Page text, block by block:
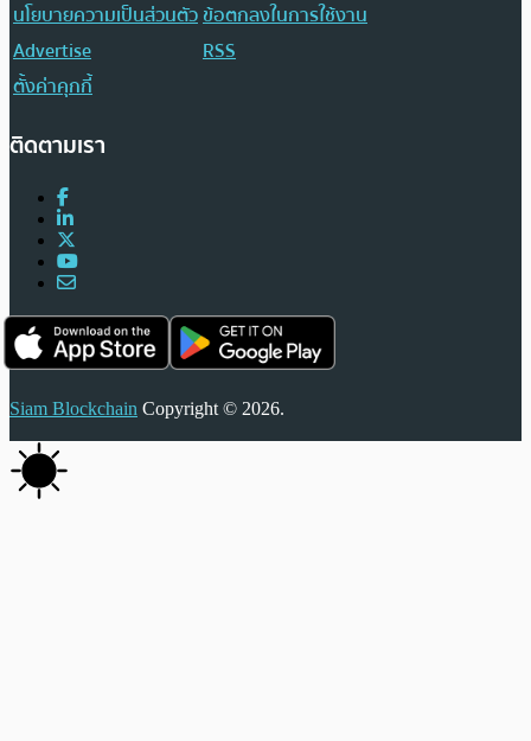
นโยบายความเป็นส่วนตัวข้อตกลงในการใช้งาน
Advertise
RSS
ตั้งค่าคุกกี้
ติดตามเรา
Siam Blockchain Copyright © 2026.